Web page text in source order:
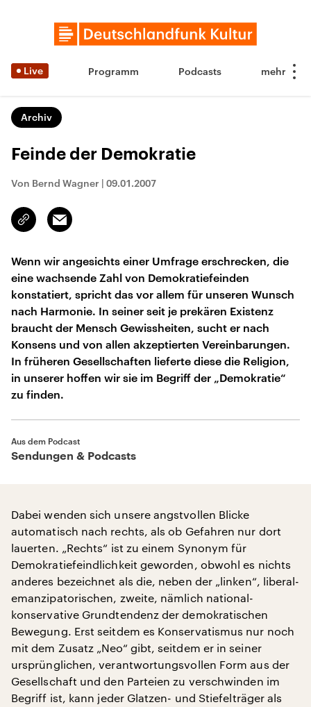
Live Programm Podcasts
Archiv
Feinde der Demokratie
Von Bernd Wagner | 09.01.2007
Link
kopieren/teilen
Email
Wenn wir angesichts einer Umfrage erschrecken, die
eine wachsende Zahl von Demokratiefeinden
konstatiert, spricht das vor allem für unseren Wunsch
nach Harmonie. In seiner seit je prekären Existenz
braucht der Mensch Gewissheiten, sucht er nach
Konsens und von allen akzeptierten Vereinbarungen.
In früheren Gesellschaften lieferte diese die Religion,
in unserer hoffen wir sie im Begriff der „Demokratie“
zu finden.
Aus dem Podcast
Sendungen & Podcasts
Dabei wenden sich unsere angstvollen Blicke
automatisch nach rechts, als ob Gefahren nur dort
lauerten. „Rechts“ ist zu einem Synonym für
Demokratiefeindlichkeit geworden, obwohl es nichts
anderes bezeichnet als die, neben der „linken“, liberal-
emanzipatorischen, zweite, nämlich national-
konservative Grundtendenz der demokratischen
Bewegung. Erst seitdem es Konservatismus nur noch
mit dem Zusatz „Neo“ gibt, seitdem er in seiner
ursprünglichen, verantwortungsvollen Form aus der
Gesellschaft und den Parteien zu verschwinden im
Begriff ist, kann jeder Glatzen- und Stiefelträger als